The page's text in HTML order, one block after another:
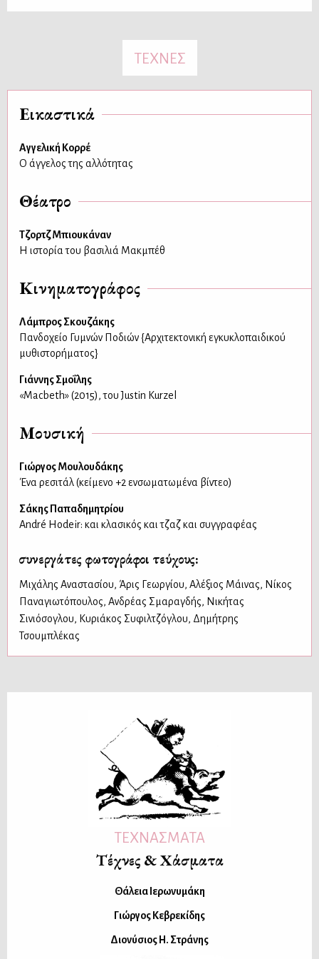
ΤΕΧΝΕΣ
Εικαστικά
Αγγελική Κορρέ
Ο άγγελος της αλλότητας
Θέατρο
Τζορτζ Μπιουκάναν
Η ιστορία του βασιλιά Μακμπέθ
Κινηματογράφος
Λάμπρος Σκουζάκης
Πανδοχείο Γυμνών Ποδιών {Αρχιτεκτονική εγκυκλοπαιδικού
μυθιστορήματος}
Γιάννης Σμοΐλης
«Macbeth» (2015), του Justin Kurzel
Μουσική
Γιώργος Μουλουδάκης
Ένα ρεσιτάλ (κείμενο +2 ενσωματωμένα βίντεο)
Σάκης Παπαδημητρίου
André Hodeir: και κλασικός και τζαζ και συγγραφέας
συνεργάτες φωτογράφοι τεύχους:
Μιχάλης Αναστασίου, Άρις Γεωργίου, Αλέξιος Μάινας, Νίκος
Παναγιωτόπουλος, Ανδρέας Σμαραγδής, Νικήτας
Σινιόσογλου, Κυριάκος Συφιλτζόγλου, Δημήτρης
Τσουμπλέκας
ΤΕΧΝΑΣΜΑΤΑ
Τέχνες & Χάσματα
Θάλεια Ιερωνυμάκη
Γιώργος Κεβρεκίδης
Διονύσιος Η. Στράνης